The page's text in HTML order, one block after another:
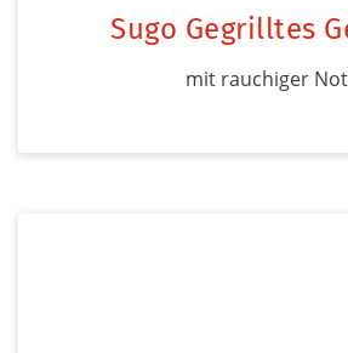
Sugo Gegrilltes
mit rauchiger